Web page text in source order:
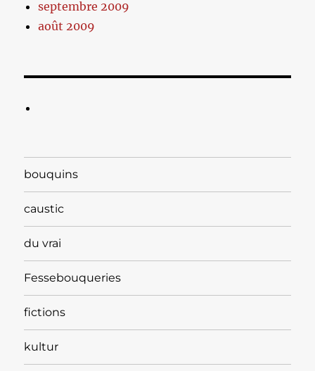
septembre 2009
août 2009
bouquins
caustic
du vrai
Fessebouqueries
fictions
kultur